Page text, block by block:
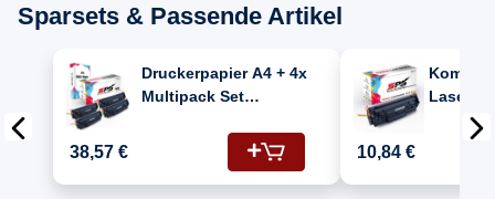
Sparsets & Passende Artikel
Druckerpapier A4 + 4x
Multipack Set
Laserjet 3055 AIO
(Q2612A/12A) Toner
Schwarz
38,57 €
Laserjet
10,84 €